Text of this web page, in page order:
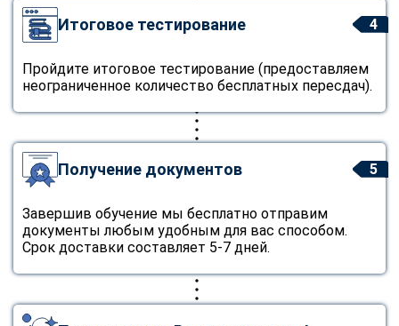
4
Итоговое тестирование
Пройдите итоговое тестирование (предоставляем
неограниченное количество бесплатных пересдач).
5
Получение документов
Завершив обучение мы бесплатно отправим
документы любым удобным для вас способом.
Срок доставки составляет 5-7 дней.